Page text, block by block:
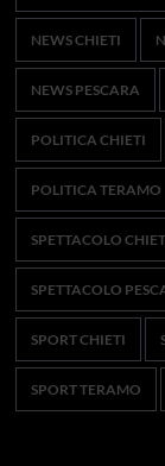
NEWS CHIETI
NEWS PESCARA
POLITICA CHIETI
POLITICA TERAMO
SPETTACOLO
SPETTACOLO
SPORT CHIETI
SPORT TERAMO